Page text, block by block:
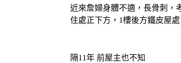
近來詹婦身體不適，長骨刺，
住處正下方，1樓後方鐵皮屋處
隔11年 前屋主也不知